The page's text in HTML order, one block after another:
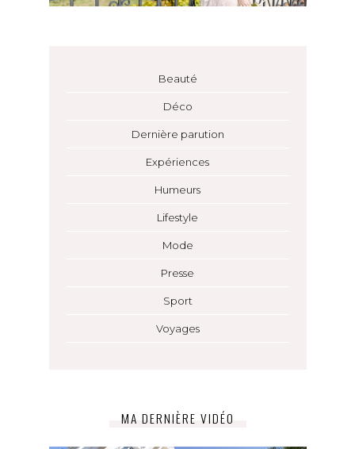
Beauté
Déco
Dernière parution
Expériences
Humeurs
Lifestyle
Mode
Presse
Sport
Voyages
MA DERNIÈRE VIDÉO